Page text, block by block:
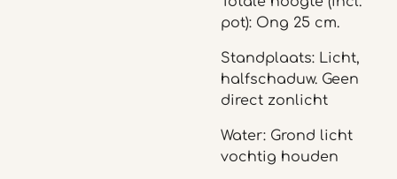
pot): Ong 25 cm.
Standplaats: Licht,
halfschaduw. Geen
direct zonlicht
Water: Grond licht
vochtig houden